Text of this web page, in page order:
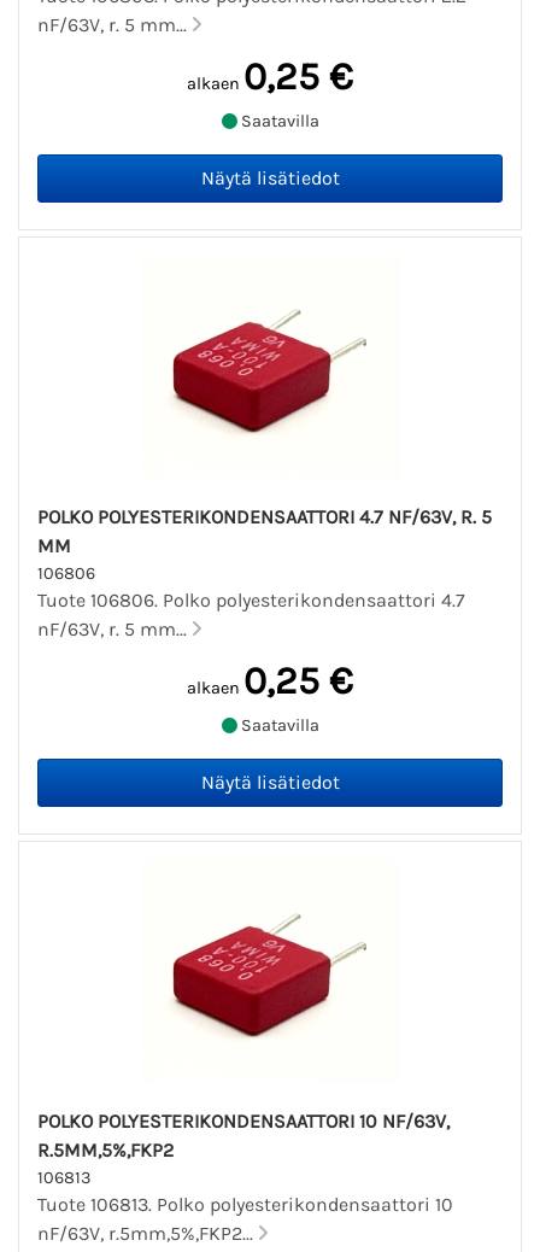
nF/63V, r. 5 mm...
alkaen 0,25 €
Saatavilla
POLKO POLYESTERIKONDENSAATTORI 4.7 NF/63V, R. 5
MM
106806
Tuote 106806. Polko polyesterikondensaattori 4.7
nF/63V, r. 5 mm...
alkaen 0,25 €
Saatavilla
POLKO POLYESTERIKONDENSAATTORI 10 NF/63V,
R.5MM,5%,FKP2
106813
Tuote 106813. Polko polyesterikondensaattori 10
nF/63V, r.5mm,5%,FKP2...